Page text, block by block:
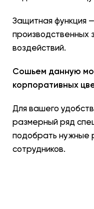
Защитная функция
производственных
воздействий.
Сошьем данную
корпоративных
Для вашего
размерный ряд
подобрать нужные
сотрудников.